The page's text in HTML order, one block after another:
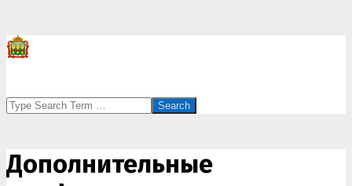
Search
Дополнительные